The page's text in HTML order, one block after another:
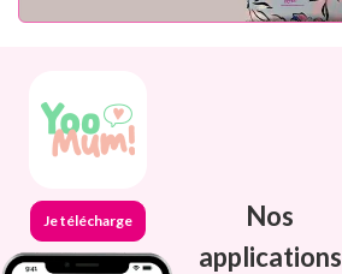
Je télécharge
Nos
applications